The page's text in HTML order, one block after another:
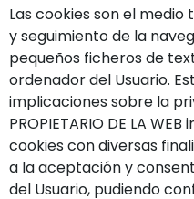
Las cookies son el
y seguimiento de la
pequeños ficheros de
ordenador del Usuario.
implicaciones sobre la
PROPIETARIO DE LA
cookies con diversas
a la aceptación y
del Usuario, pudiendo